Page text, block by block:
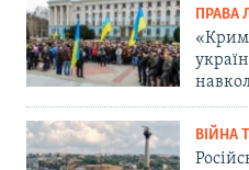
ПРАВА
«Крим
ВІЙНА